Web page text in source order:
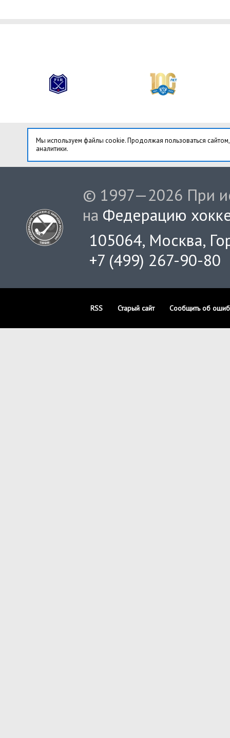
Мы используем файлы cookie. Продолжая пользоваться
аналитики.
© 1997—2026 При
на Федерацию
105064, Москва,
+7 (499) 267-90-80
RSS Старый сайт Сообщить об